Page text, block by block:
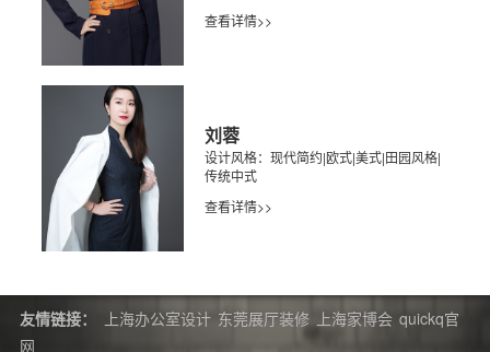
查看详情>>
刘蓉
设计风格：现代简约|欧式|美式|田园风格|
传统中式
查看详情>>
友情链接： 上海办公室设计 东莞展厅装修 上海家博会 quickq官
网